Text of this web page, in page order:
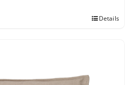
Details